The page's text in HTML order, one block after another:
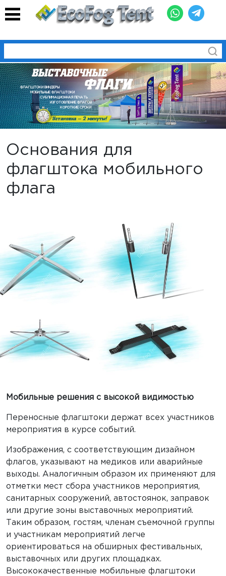
ФЛАГШТОКИ ВИНДЕРЫ
МОБИЛЬНЫЕ ФЛАГШТОКИ
СУБЛИМАЦИОННАЯ ПЕЧАТЬ
ИЗГОТОВЛЕНИЕ ФЛАГОВ
КОРОТКИЕ СРОКИ
Основания для
флагштока мобильного
флага
Мобильные решения с высокой видимостью
Переносные флагштоки держат всех участников
мероприятия в курсе событий.
Изображения, с соответствующим дизайном
флагов, указывают на медиков или аварийные
выходы. Аналогичным образом их применяют для
отметки мест сбора участников мероприятия,
санитарных сооружений, автостоянок, заправок
или другие зоны выставочных мероприятий.
Таким образом, гостям, членам съемочной группы
и участникам мероприятий легче
ориентироваться на обширных фестивальных,
выставочных или других площадках.
Высококачественные мобильные флагштоки